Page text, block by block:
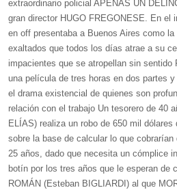
extraordinario policial APENAS UN
gran director HUGO FREGONESE. En el
en off presentaba a Buenos Aires como
exaltados que todos los días atrae a su
impacientes que se atropellan sin sentido
una película de tres horas en dos partes
el drama existencial de quienes son
relación con el trabajo Un tesorero de 40
ELÍAS) realiza un robo de 650 mil
sobre la base de calcular lo que
25 años, dado que necesita un cómplice
botín por los tres años que le esperan de
ROMÁN (Esteban BIGLIARDI) al que